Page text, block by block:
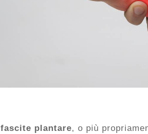
fascite plantare, o più